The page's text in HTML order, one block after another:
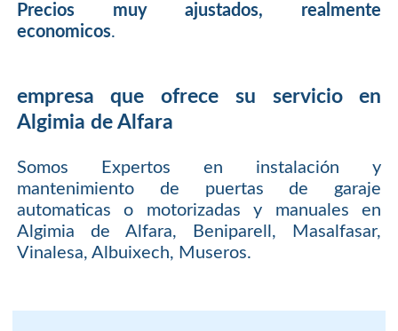
Precios muy ajustados, realmente
economicos.
empresa que ofrece su servicio en
Algimia de Alfara
Somos Expertos en instalación y
mantenimiento de puertas de garaje
automaticas o motorizadas y manuales en
Algimia de Alfara, Beniparell, Masalfasar,
Vinalesa, Albuixech, Museros.